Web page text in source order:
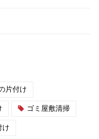
片付け
ゴミ屋敷清掃
け